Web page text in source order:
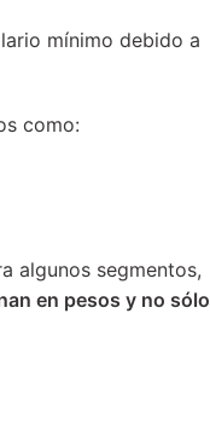
mínimo debido a
como:
algunos segmentos,
en pesos y no sólo